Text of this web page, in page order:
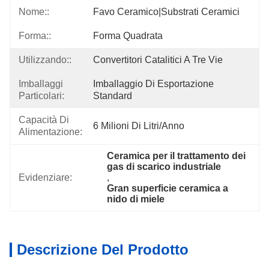
Nome:: Favo Ceramico|substrati Ceramici
Forma:: Forma Quadrata
Utilizzando:: Convertitori Catalitici A Tre Vie
Imballaggi
Particolari:
Imballaggio Di Esportazione
Standard
Capacità Di
Alimentazione:
6 Milioni Di Litri/anno
Evidenziare:
Ceramica per il trattamento dei
gas di scarico industriale
,
Gran superficie ceramica a
nido di miele
Descrizione Del Prodotto